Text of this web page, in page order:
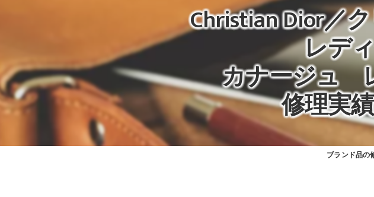
Christian Dior／
レデ
カナージュ
修理実
ブランド品の